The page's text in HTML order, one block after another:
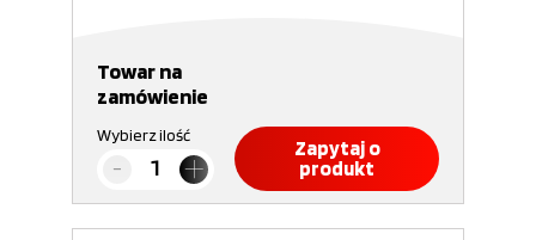
Towar na
zamówienie
Wybierz ilość
Zapytaj o
produkt